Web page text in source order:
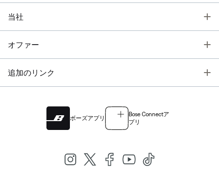
当社
オファー
追加のリンク
ボーズアプリ
Bose Connectア
プリ